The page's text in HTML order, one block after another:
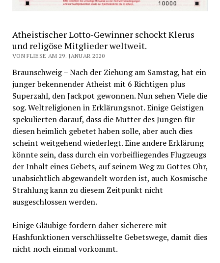
Atheistischer Lotto-Gewinner schockt Klerus
und religöse Mitglieder weltweit.
VON FLIESE AM 29. JANUAR 2020
Braunschweig – Nach der Ziehung am Samstag, hat ein
junger bekennender Atheist mit 6 Richtigen plus
Superzahl, den Jackpot gewonnen. Nun sehen Viele die
sog. Weltreligionen in Erklärungsnot. Einige Geistigen
spekulierten darauf, dass die Mutter des Jungen für
diesen heimlich gebetet haben solle, aber auch dies
scheint weitgehend wiederlegt. Eine andere Erklärung
könnte sein, dass durch ein vorbeifliegendes Flugzeugs
der Inhalt eines Gebets, auf seinem Weg zu Gottes Ohr,
unabsichtlich abgewandelt worden ist, auch Kosmische
Strahlung kann zu diesem Zeitpunkt nicht
ausgeschlossen werden.
Einige Gläubige fordern daher sicherere mit
Hashfunktionen verschlüsselte Gebetswege, damit dies
nicht noch einmal vorkommt.